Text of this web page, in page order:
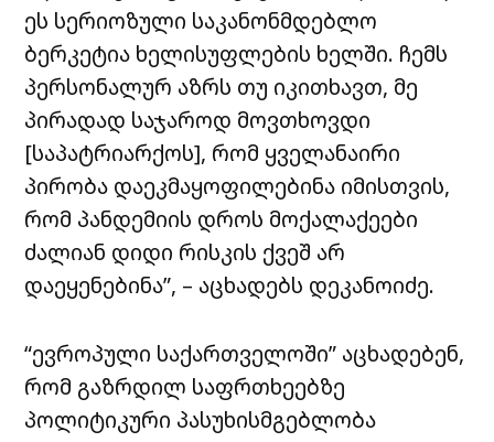
ეს სერიოზული საკანონმდებლო
ბერკეტია ხელისუფლების ხელში. ჩემს
პერსონალურ აზრს თუ იკითხავთ, მე
პირადად საჯაროდ მოვთხოვდი
[საპატრიარქოს], რომ ყველანაირი
პირობა დაეკმაყოფილებინა იმისთვის,
რომ პანდემიის დროს მოქალაქეები
ძალიან დიდი რისკის ქვეშ არ
დაეყენებინა”, – აცხადებს დეკანოიძე.
“ევროპული საქართველოში” აცხადებენ,
რომ გაზრდილ საფრთხეებზე
პოლიტიკური პასუხისმგებლობა